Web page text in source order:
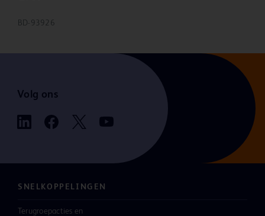
BD-93926
Volg ons
SNELKOPPELINGEN
Terugroepacties en